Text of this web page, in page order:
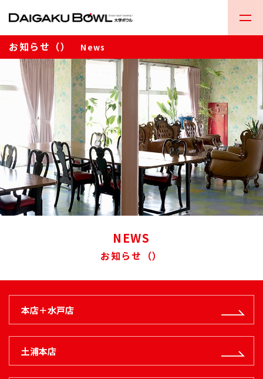
お知らせ（） News
NEWS
お知らせ（）
本店＋水戸店
土浦本店